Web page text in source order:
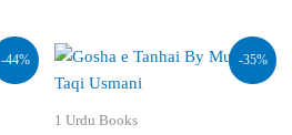
-44% -35%
1 Urdu Books